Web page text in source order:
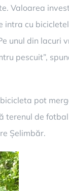
Valoarea
intra cu
unul din lacuri
pescuit”,
pot
terenul de
Șelimbăr.